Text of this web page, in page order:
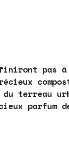
finiront pas
terreau
parfum